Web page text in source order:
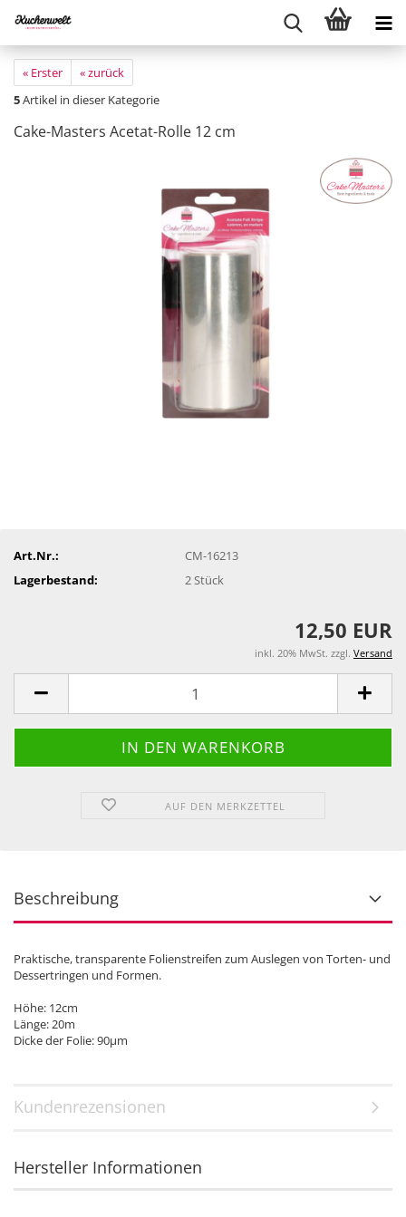
« Erster
« zurück
5Artikel in dieser Kategorie
Cake-Masters Acetat-Rolle 12 cm
Art.Nr.:
CM-16213
Lagerbestand:
2 Stück
12,50 EUR
inkl. 20% MwSt. zzgl. Versand
AUF DEN MERKZETTEL
Beschreibung
Praktische, transparente Folienstreifen zum Auslegen von Torten- und
Dessertringen und Formen.
Höhe: 12cm
Länge: 20m
Dicke der Folie: 90µm
Kundenrezensionen
Hersteller Informationen